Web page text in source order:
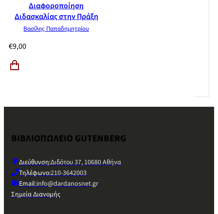
Διαφοροποίηση
Διδασκαλίας στην Πράξη
Βασίλης Παπαδημητρίου
€9,00
ΒΙΒΛΙΟΠΩΛΕΙΟ GUTENBERG
Διεύθυνση:Διδότου 37, 10680 Αθήνα
Τηλέφωνο:210-3642003
Email:info@dardanosnet.gr
Σημεία Διανομής